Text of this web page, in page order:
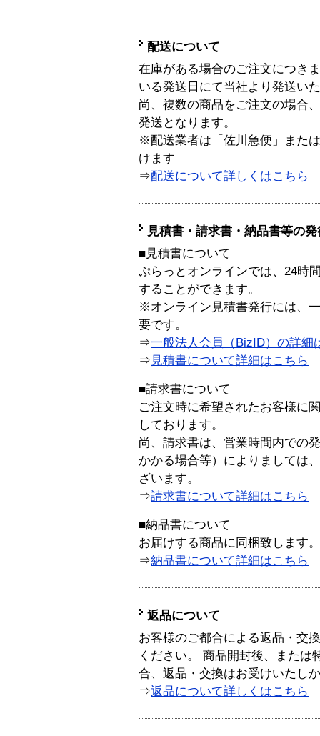
配送について
在庫がある場合のご注文につき
いる発送日にて当社より発送い
尚、複数の商品をご注文の場合
発送となります。
※配送業者は「佐川急便」また
けます
⇒配送について詳しくはこちら
見積書・請求書・納品書等の
■見積書について
ぷらっとオンラインでは、24時
することができます。
※オンライン見積書発行には、
要です。
⇒一般法人会員（BizID）の詳細
⇒ 見積書について詳細はこちら
■請求書について
ご注文時に希望されたお客様に
しております。
尚、請求書は、営業時間内での
かかる場合等）によりましては
ざいます。
⇒請求書について詳細はこちら
■納品書について
お届けする商品に同梱致します。
⇒納品書について詳細はこちら
返品について
お客様のご都合による返品・交
ください。 商品開封後、または
合、返品・交換はお受けいたし
⇒返品について詳しくはこちら